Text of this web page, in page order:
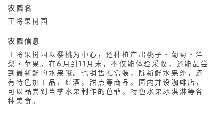
农园名
王将果树园
农园信息
王将果树园以樱桃为中心，还种植产出桃子・葡萄・洋
梨・苹果。在6月到11月末，不仅能体验采收，还能品尝
到最新鲜的水果哦。也销售礼盒装，除新鲜水果外，还
有特色加工品，红酒，甜点等商品。园内并设咖啡店，
可以品尝到当季水果制作的芭菲，特色水果冰淇淋等各
种美食。